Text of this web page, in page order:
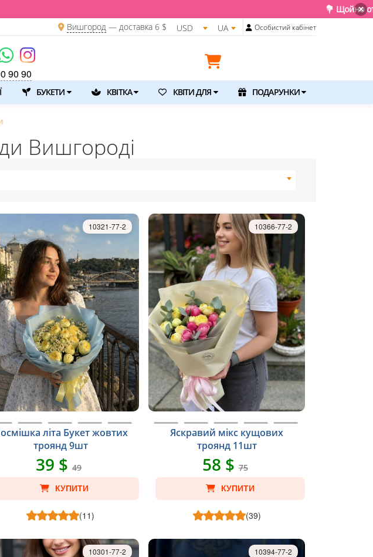
💐 Щойно отримали свіжу поставку.
×
Вишгород— доставка 6 $ USD UA Особистий кабінет
90 90
БУКЕТИ КВІТКА КВІТИ ДЛЯ ПОДАРУНКИ
Вишгороді
літа Букет жовтих
троянд 9шт
10321-77-2
39 $49
КУПИТИ
(11)
Яскравий мікс кущових
троянд 11шт
10366-77-2
58 $75
КУПИТИ
(39)
10301-77-2 10394-77-2